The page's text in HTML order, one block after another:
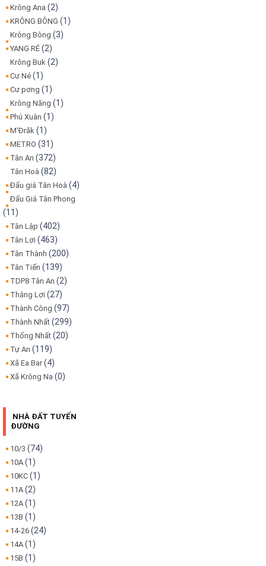
Krông Ana (2)
KRÔNG BÔNG (1)
Krông Bông (3)
YANG RÉ (2)
Krông Buk (2)
Cư Né (1)
Cư pơng (1)
Krông Năng (1)
Phú Xuân (1)
M'Đrăk (1)
METRO (31)
Tân An (372)
Tân Hoà (82)
Đấu giá Tân Hoà (4)
Đấu Giá Tân Phong
(11)
Tân Lập (402)
Tân Lợi (463)
Tân Thành (200)
Tân Tiến (139)
TDP8 Tân An (2)
Thắng Lợi (27)
Thành Công (97)
Thành Nhất (299)
Thống Nhất (20)
Tự An (119)
Xã Ea Bar(4)
Xã Krông Na (0)
NHÀ ĐẤT TUYẾN
ĐƯỜNG
10/3 (74)
10A (1)
10KC (1)
11A (2)
12A (1)
13B (1)
14-26 (24)
14A (1)
15B (1)